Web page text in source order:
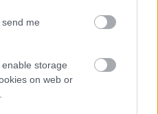
me
storage
on web or